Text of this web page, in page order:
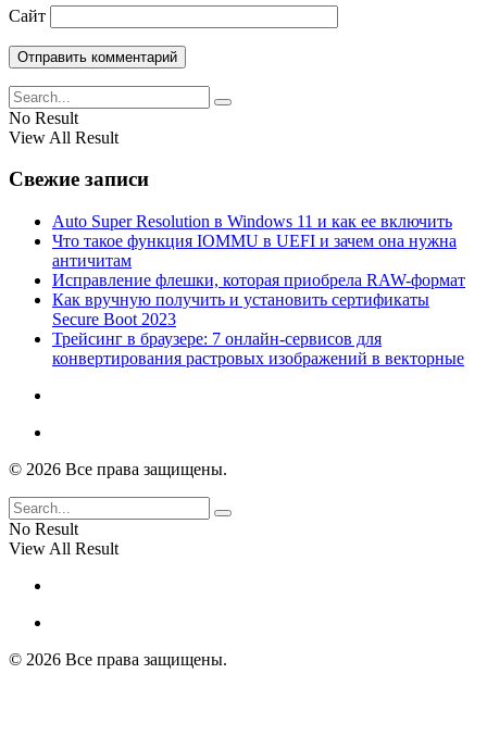
Сайт
No Result
View All Result
Свежие записи
Auto Super Resolution в Windows 11 и как ее включить
Что такое функция IOMMU в UEFI и зачем она нужна
античитам
Исправление флешки, которая приобрела RAW-формат
Как вручную получить и установить сертификаты
Secure Boot 2023
Трейсинг в браузере: 7 онлайн-сервисов для
конвертирования растровых изображений в векторные
© 2026 Все права защищены.
No Result
View All Result
© 2026 Все права защищены.